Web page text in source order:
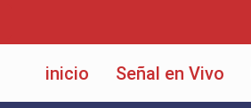
inicio Señal en Vivo